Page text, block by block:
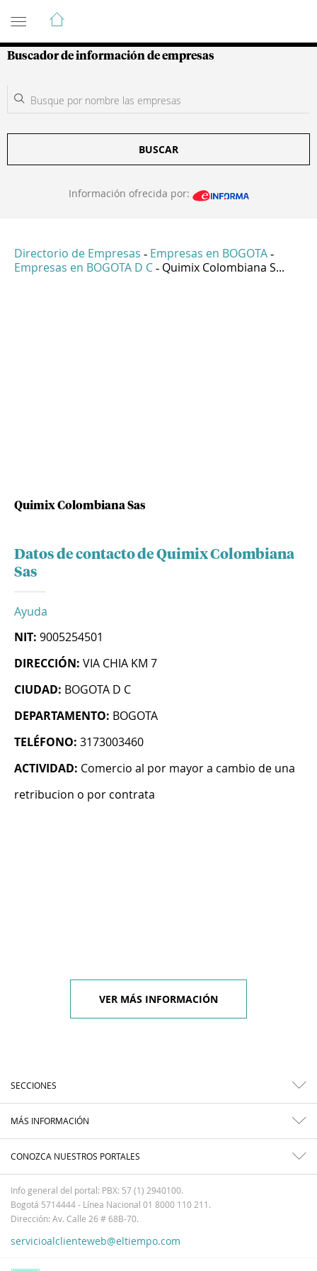
Guía de Empresas Colombianas
Buscador de información de empresas
BUSCAR
Información ofrecida por:
Directorio de Empresas - Empresas en BOGOTA -
Empresas en BOGOTA D C - Quimix Colombiana S...
Quimix Colombiana Sas
Datos de contacto de Quimix Colombiana
Sas
Ayuda
NIT: 9005254501
DIRECCIÓN: VIA CHIA KM 7
CIUDAD: BOGOTA D C
DEPARTAMENTO: BOGOTA
TELÉFONO: 3173003460
ACTIVIDAD: Comercio al por mayor a cambio de una
retribucion o por contrata
VER MÁS INFORMACIÓN
SECCIONES
MÁS INFORMACIÓN
CONOZCA NUESTROS PORTALES
Info general del portal: PBX: 57 (1) 2940100.
Bogotá 5714444 - Línea Nacional 01 8000 110 211.
Dirección: Av. Calle 26 # 68B-70.
servicioalclienteweb@eltiempo.com